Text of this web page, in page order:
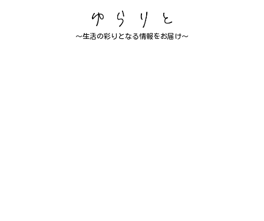
～生活の彩りとなる情報をお届け～